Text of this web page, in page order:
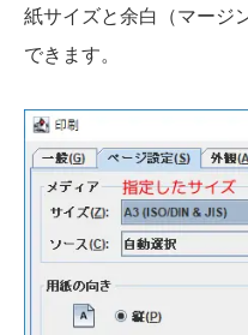
紙サイズと余白（マージ
できます。